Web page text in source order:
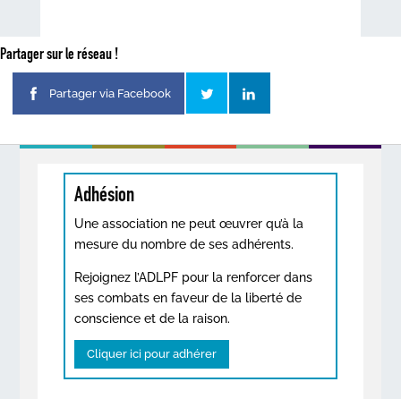
Partager sur le réseau !
Partager via Facebook
Adhésion
Une association ne peut œuvrer qu’à la
mesure du nombre de ses adhérents.
Rejoignez l’ADLPF pour la renforcer dans
ses combats en faveur de la liberté de
conscience et de la raison.
Cliquer ici pour adhérer